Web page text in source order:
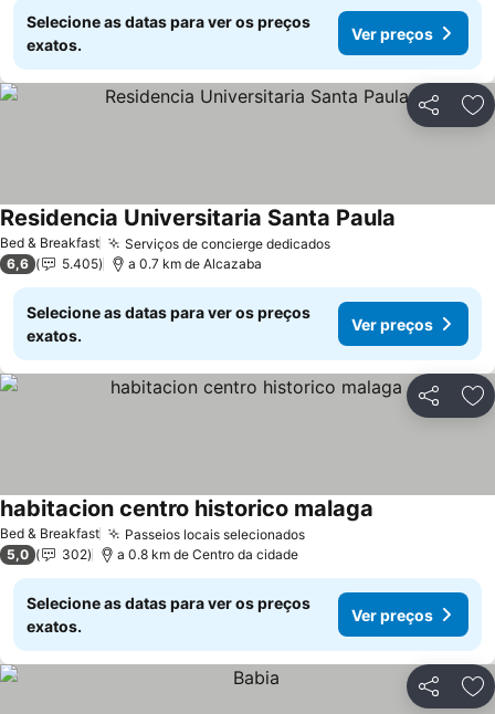
Selecione as datas para ver os preços
exatos.
Ver preços
Partilhar
Bed & Breakfast Serviços de concierge dedicados
Residencia Universitaria Santa Paula
6,6 5.405 a 0.7 km de Alcazaba
Selecione as datas para ver os preços
exatos.
Ver preços
Partilhar
Bed & Breakfast Passeios locais selecionados
habitacion centro historico malaga
5,0 302 a 0.8 km de Centro da cidade
Selecione as datas para ver os preços
exatos.
Ver preços
Partilhar